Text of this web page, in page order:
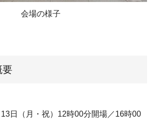
会場の様子
要
（月・祝）12時00分開場／16時00